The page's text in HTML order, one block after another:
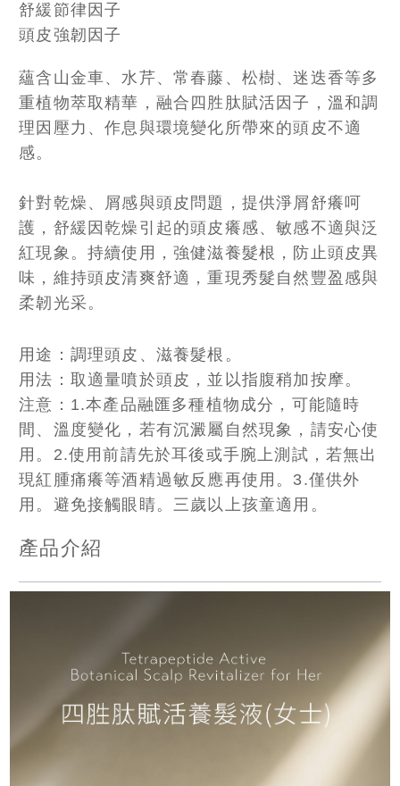
舒緩節律因子
頭皮強韌因子
蘊含山金車、水芹、常春藤、松樹、迷迭香等多
重植物萃取精華，融合四胜肽賦活因子，溫和調
理因壓力、作息與環境變化所帶來的頭皮不適
感。
針對乾燥、屑感與頭皮問題，提供淨屑舒癢呵
護，舒緩因乾燥引起的頭皮癢感、敏感不適與泛
紅現象。持續使用，強健滋養髮根，防止頭皮異
味，維持頭皮清爽舒適，重現秀髮自然豐盈感與
柔韌光采。
用途：調理頭皮、滋養髮根。
用法：取適量噴於頭皮，並以指腹稍加按摩。
注意：1.本產品融匯多種植物成分，可能隨時
間、溫度變化，若有沉澱屬自然現象，請安心使
用。2.使用前請先於耳後或手腕上測試，若無出
現紅腫痛癢等酒精過敏反應再使用。3.僅供外
用。避免接觸眼睛。三歲以上孩童適用。
產品介紹